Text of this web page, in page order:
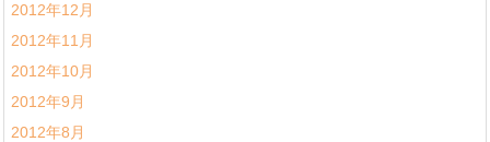
2012年12月
2012年11月
2012年10月
2012年9月
2012年8月